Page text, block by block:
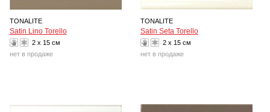
TONALITE
Satin Lino Torello
2 x 15 см
нет в продаже
TONALITE
Satin Seta Torello
2 x 15 см
нет в продаже